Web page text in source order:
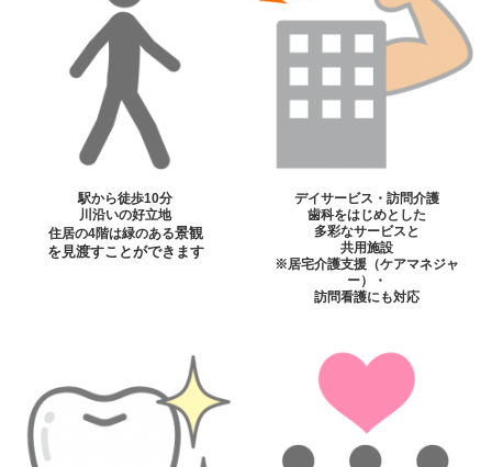
駅から徒歩10分
川沿いの好立地
住居の4階は緑のある景観
を見渡すことができます
デイサービス・訪問介護
歯科をはじめとした
多彩なサービスと
共用施設
※居宅介護支援（ケアマネジャ
ー）・
訪問看護にも対応